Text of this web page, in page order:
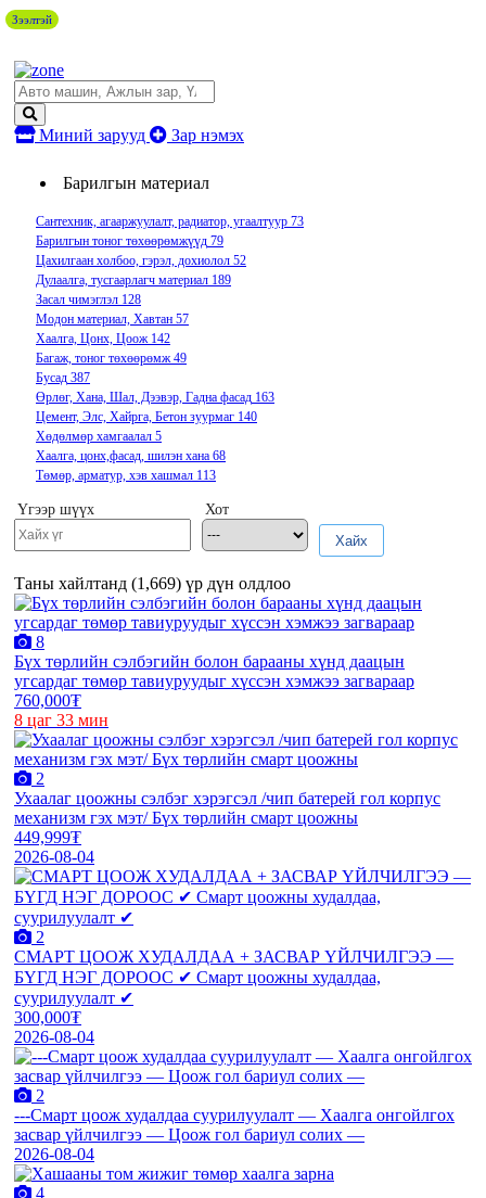
Миний зарууд Зар нэмэх
Барилгын материал
Сантехник, агааржуулалт, радиатор, угаалтуур 73
Барилгын тоног төхөөрөмжүүд 79
Цахилгаан холбоо, гэрэл, дохиолол 52
Дулаалга, тусгаарлагч материал 189
Засал чимэглэл 128
Модон материал, Хавтан 57
Хаалга, Цонх, Цоож 142
Багаж, тоног төхөөрөмж 49
Бусад 387
Өрлөг, Хана, Шал, Дээвэр, Гадна фасад 163
Цемент, Элс, Хайрга, Бетон зуурмаг 140
Хөдөлмөр хамгаалал 5
Хаалга, цонх,фасад, шилэн хана 68
Төмөр, арматур, хэв хашмал 113
Үгээр шүүх
Хот
Хайх
Таны хайлтанд (1,669) үр дүн олдлоо
8
Бүх төрлийн сэлбэгийн болон барааны хүнд даацын
угсардаг төмөр тавиуруудыг хүссэн хэмжээ загвараар
760,000₮
8 цаг 33 мин
2
Ухаалаг цоожны сэлбэг хэрэгсэл /чип батерей гол корпус
механизм гэх мэт/ Бүх төрлийн смарт цоожны
449,999₮
2026-08-04
2
СМАРТ ЦООЖ ХУДАЛДАА + ЗАСВАР ҮЙЛЧИЛГЭЭ —
БҮГД НЭГ ДОРООС ✔ Смарт цоожны худалдаа,
суурилуулалт ✔
300,000₮
2026-08-04
2
---Смарт цоож худалдаа суурилуулалт — Хаалга онгойлгох
засвар үйлчилгээ — Цоож гол бариул солих —
2026-08-04
4
Зээлтэй